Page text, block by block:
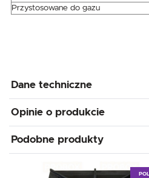
Przystosowane do gazu
Dane techniczne
Opinie o produkcie
Podobne produkty